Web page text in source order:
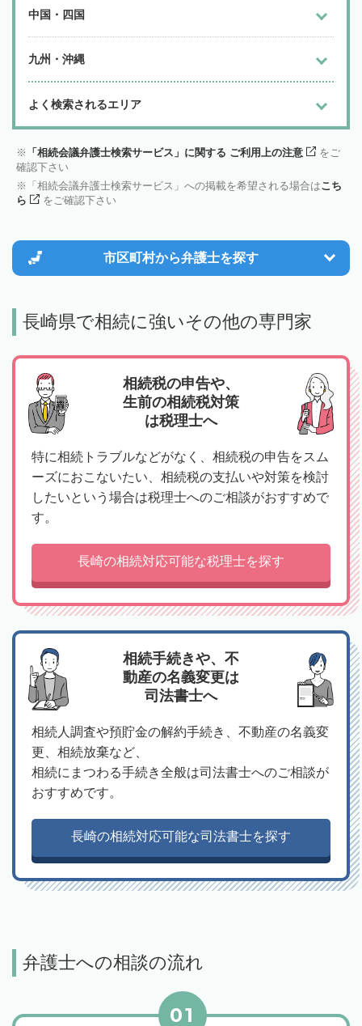
中国・四国
九州・沖縄
よく検索されるエリア
「相続会議弁護士検索サービス」に関する ご利用上の注意
をご
確認下さい
「相続会議弁護士検索サービス」への掲載を希望される場合はこち
ら
をご確認下さい
市区町村から弁護士を探す
長崎県で相続に強いその他の専門家
相続税の申告や、
生前の相続税対策
は税理士へ
特に相続トラブルなどがなく、相続税の申告をスム
ーズにおこないたい、相続税の支払いや対策を検討
したいという場合は税理士へのご相談がおすすめで
す。
長崎の相続対応可能な税理士を探す
相続手続きや、不
動産の名義変更は
司法書士へ
相続人調査や預貯金の解約手続き、不動産の名義変
更、相続放棄など、
相続にまつわる手続き全般は司法書士へのご相談が
おすすめです。
長崎の相続対応可能な司法書士を探す
弁護士への相談の流れ
01